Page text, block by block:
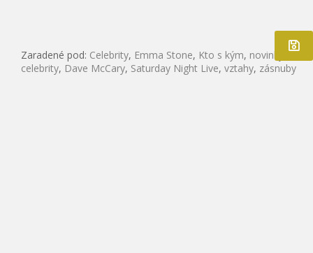
Zaradené pod: Celebrity, Emma Stone, Kto s kým, novinky
celebrity, Dave McCary, Saturday Night Live, vztahy, zásnuby